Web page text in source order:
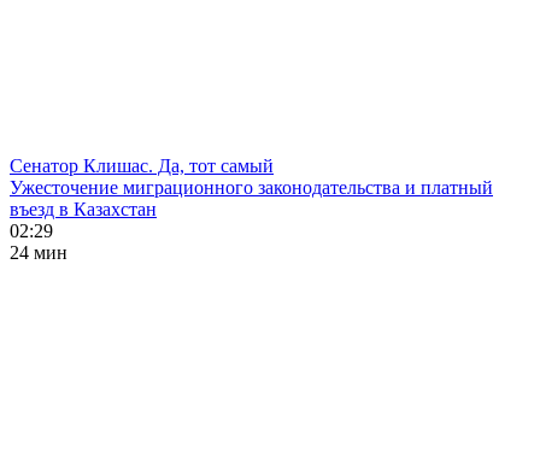
Сенатор Клишас. Да, тот самый
Ужесточение миграционного законодательства и платный
въезд в Казахстан
02:29
24 мин